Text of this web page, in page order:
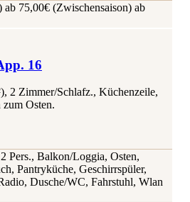
ab 75,00€ (Zwischensaison) ab
16
2 Zimmer/Schlafz., Küchenzeile,
Osten.
Pers., Balkon/Loggia, Osten,
Pantryküche, Geschirrspüler,
Dusche/WC, Fahrstuhl, Wlan